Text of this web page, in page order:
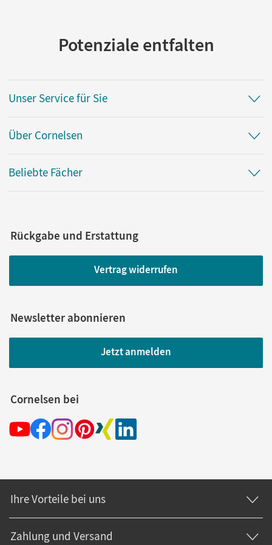
Potenziale entfalten
Unser Service für Sie
Über Cornelsen
Beliebte Fächer
Rückgabe und Erstattung
Vertrag widerrufen
Newsletter abonnieren
Jetzt anmelden
Cornelsen bei
Ihre Vorteile bei uns
Zahlung und Versand